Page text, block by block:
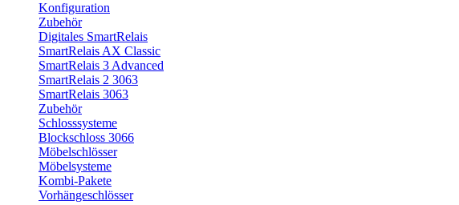
Konfiguration
Zubehör
Digitales SmartRelais
SmartRelais AX Classic
SmartRelais 3 Advanced
SmartRelais 2 3063
SmartRelais 3063
Zubehör
Schlosssysteme
Blockschloss 3066
Möbelschlösser
Möbelsysteme
Kombi-Pakete
Vorhängeschlösser